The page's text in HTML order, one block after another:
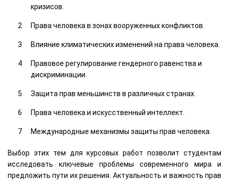
кризисов.
Права человека в зонах вооруженных конфликтов.
Влияние климатических изменений на права человека.
Правовое регулирование гендерного равенства и
дискриминации.
Защита прав меньшинств в различных странах.
Права человека и искусственный интеллект.
Международные механизмы защиты прав человека.
Выбор этих тем для курсовых работ позволит студентам
исследовать ключевые проблемы современного мира и
предложить пути их решения. Актуальность и важность прав